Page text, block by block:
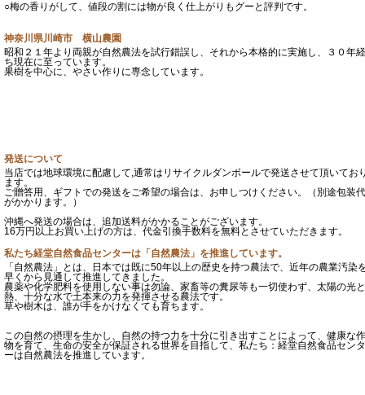
○梅の香りがして、値段の割には物が良く仕上がりもグーと評判です。
神奈川県川崎市 横山農園
昭和２１年より両親が自然農法を試行錯誤し、それから本格的に実施し、３０年経
ち現在に至っています。
果樹を中心に、やさい作りに専念しています。
発送について
当店では地球環境に配慮して,通常はリサイクルダンボールで発送させて頂いてお
ます。
ご贈答用、ギフトでの発送をご希望の場合は、お申しつけください。（別途包装代
がかかります。）
沖縄へ発送の場合は、追加送料がかかることがございます。
16万円以上お買い上げの方は、代金引換手数料を無料とさせていただきます。
私たち経堂自然食品センターは「自然農法」を推進しています。
「自然農法」とは、日本では既に50年以上の歴史を持つ農法で、近年の農業汚染
早くから見通して推進してきました。
農薬や化学肥料を使用しない事は勿論、家畜等の糞尿等も一切使わず、太陽の光と
熱、十分な水で土本来の力を発揮させる農法です。
草や樹木は、誰が手をかけなくても育ちます。
この自然の摂理を生かし、自然の持つ力を十分に引き出すことによって、健康な作
物を育て、生命の安全が保証される世界を目指して、私たち：経堂自然食品センタ
ーは自然農法を推進しています。